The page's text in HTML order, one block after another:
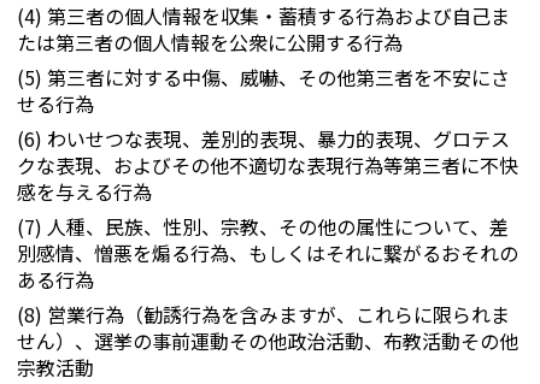
(4) 第三者の個人情報を収集・蓄積する行為および自己ま
たは第三者の個人情報を公衆に公開する行為
(5) 第三者に対する中傷、威嚇、その他第三者を不安にさ
せる行為
(6) わいせつな表現、差別的表現、暴力的表現、グロテス
クな表現、およびその他不適切な表現行為等第三者に不快
感を与える行為
(7) 人種、民族、性別、宗教、その他の属性について、差
別感情、憎悪を煽る行為、もしくはそれに繋がるおそれの
ある行為
(8) 営業行為（勧誘行為を含みますが、これらに限られま
せん）、選挙の事前運動その他政治活動、布教活動その他
宗教活動